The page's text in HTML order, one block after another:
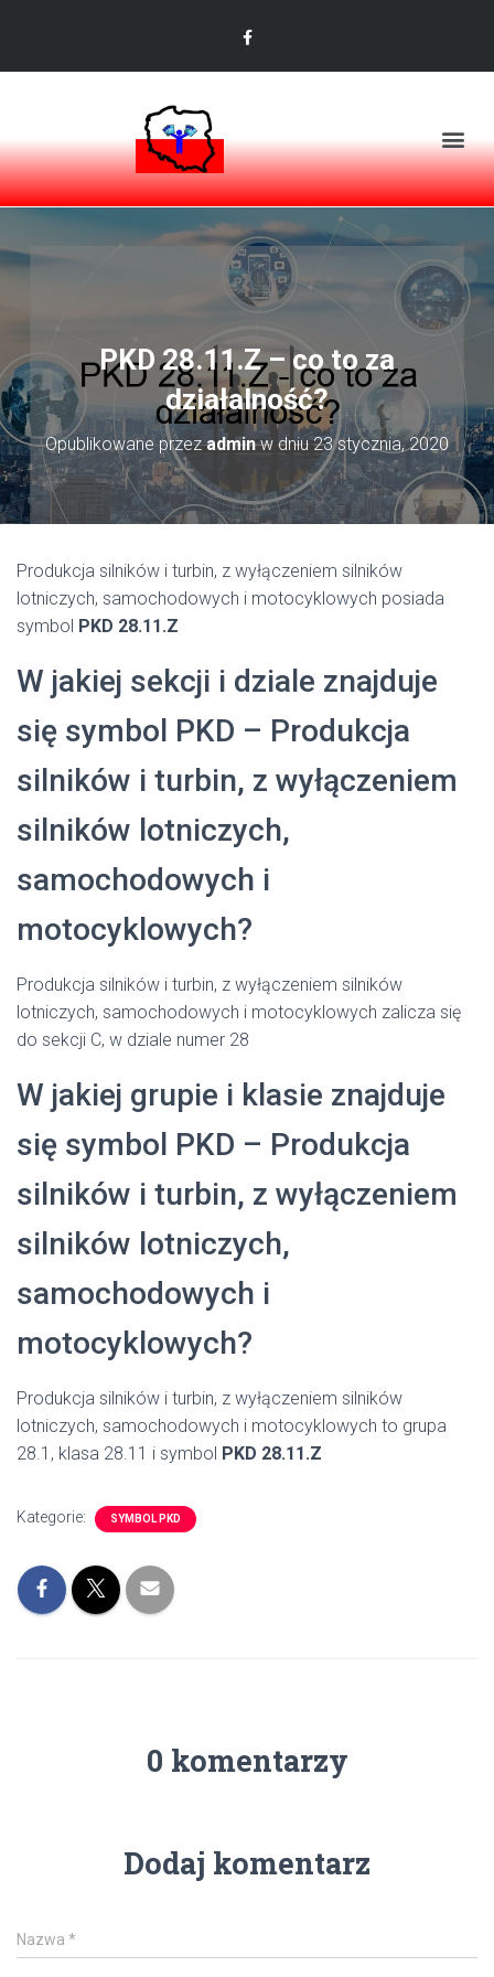
PKD 28.11.Z – co to za
działalność?
Opublikowane przezadminw dniu23 stycznia, 2020
Produkcja silników i turbin, z wyłączeniem silników
lotniczych, samochodowych i motocyklowych posiada
symbol PKD 28.11.Z
W jakiej sekcji i dziale znajduje
się symbol PKD – Produkcja
silników i turbin, z wyłączeniem
silników lotniczych,
samochodowych i
motocyklowych?
Produkcja silników i turbin, z wyłączeniem silników
lotniczych, samochodowych i motocyklowych zalicza się
do sekcji C, w dziale numer 28
W jakiej grupie i klasie znajduje
się symbol PKD – Produkcja
silników i turbin, z wyłączeniem
silników lotniczych,
samochodowych i
motocyklowych?
Produkcja silników i turbin, z wyłączeniem silników
lotniczych, samochodowych i motocyklowych to grupa
28.1, klasa 28.11 i symbol PKD 28.11.Z
Kategorie: SYMBOL PKD
0 komentarzy
Dodaj komentarz
Nazwa *